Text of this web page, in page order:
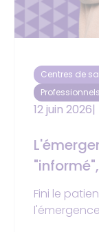
Centres de
12 juin 2026
doute
Fini le